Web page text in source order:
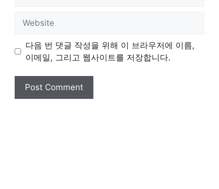
다음 번 댓글 작성을 위해 이 브라우저에 이름,
이메일, 그리고 웹사이트를 저장합니다.